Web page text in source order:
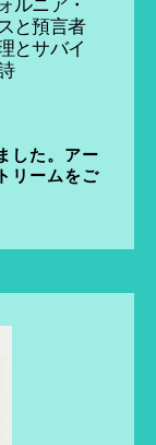
と預言者
とサバイ
した。アー
リームをご